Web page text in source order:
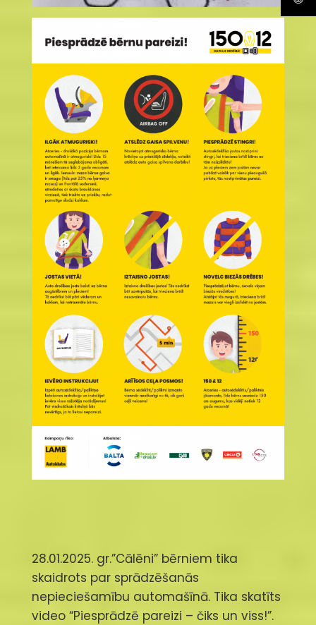
28.01.2025. gr.”Cālēni” bērniem tika
skaidrots par sprādzēšanās
nepieciešamību automašīnā. Tika skatīts
video “Piesprādzē pareizi – čiks un viss!”.